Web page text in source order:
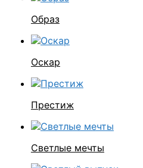
Образ
Оскар
Престиж
Светлые мечты